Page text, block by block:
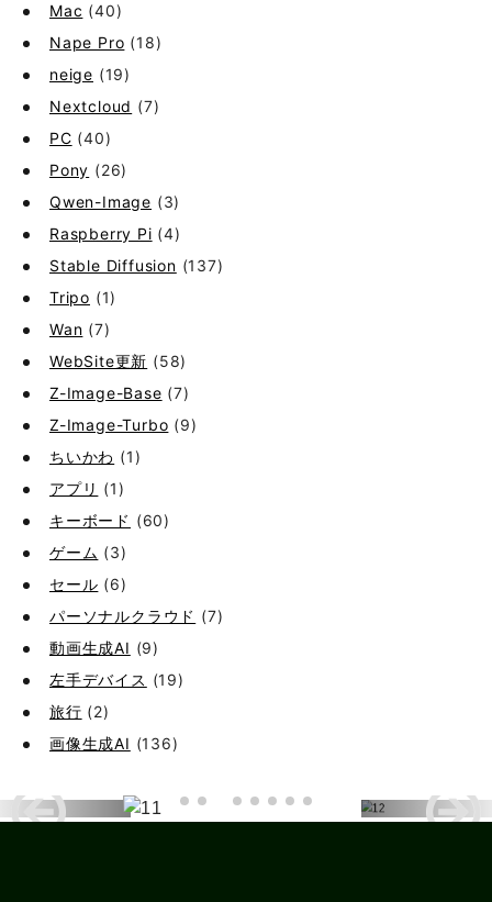
Mac (40)
Nape Pro (18)
neige (19)
Nextcloud (7)
PC (40)
Pony (26)
Qwen-Image (3)
Raspberry Pi (4)
Stable Diffusion (137)
Tripo (1)
Wan (7)
WebSite更新 (58)
Z-Image-Base (7)
Z-Image-Turbo (9)
ちいかわ (1)
アプリ (1)
キーボード (60)
ゲーム (3)
セール (6)
パーソナルクラウド (7)
動画生成AI (9)
左手デバイス (19)
旅行 (2)
画像生成AI (136)